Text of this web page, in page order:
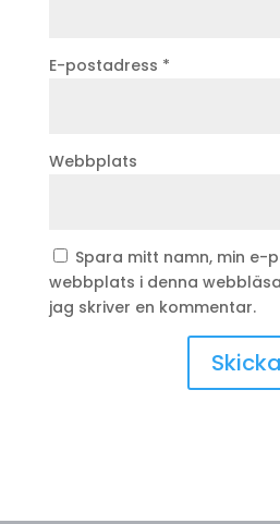
E-postadress *
Webbplats
Spara mitt namn, min e-
webbplats i denna
jag skriver en kommentar.